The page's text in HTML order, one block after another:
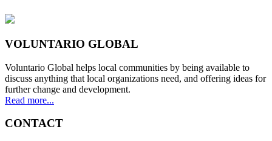
VOLUNTARIO GLOBAL
Voluntario Global helps local communities by being available to
discuss anything that local organizations need, and offering ideas for
further change and development.
Read more...
CONTACT